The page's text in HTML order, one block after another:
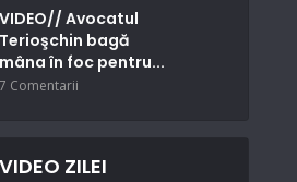
VIDEO// Avocatul
Terioşchin bagă
mâna în foc pentru...
7 Comentarii
VIDEO ZILEI